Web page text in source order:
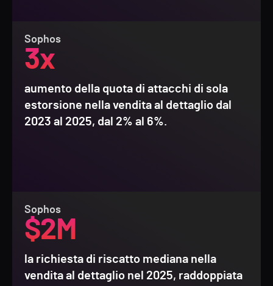
Sophos
3x
aumento della quota di attacchi di sola
estorsione nella vendita al dettaglio dal
2023 al 2025, dal 2% al 6%.
Sophos
$2M
la richiesta di riscatto mediana nella
vendita al dettaglio nel 2025, raddoppiata